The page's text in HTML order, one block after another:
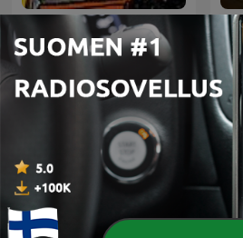
Persian night story